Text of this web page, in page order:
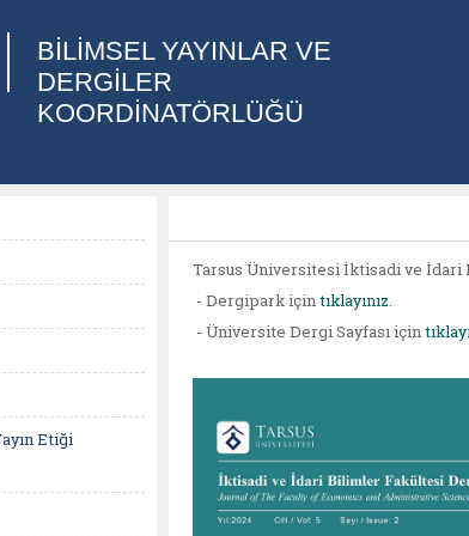
BİLİMSEL YAYINLAR VE
DERGİLER
KOORDİNATÖRLÜĞÜ
Etiği
Tarsus Üniversitesi İktisadi ve
- Dergipark içintıklayınız.
- Üniversite Dergi Sayfası için